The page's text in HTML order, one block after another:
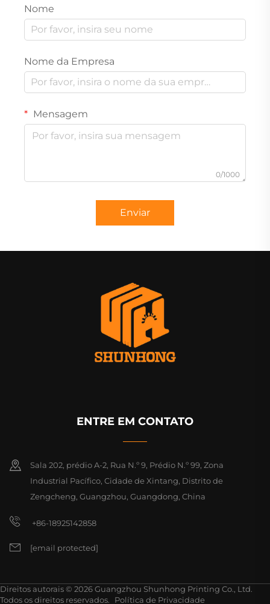
Nome
Nome da Empresa
Mensagem
0/1000
Enviar
ENTRE EM CONTATO
Sala 202, prédio A-2, Rua N.º 9, Prédio N.º 99, Zona
Industrial Pacífico, Cidade de Xintang, Distrito de
Zengcheng, Guangzhou, Guangdong, China
+86-18925142858
[email protected]
Direitos autorais © 2026 Guangzhou Shunhong Printing Co., Ltd.
Todos os direitos reservados.
Política de Privacidade